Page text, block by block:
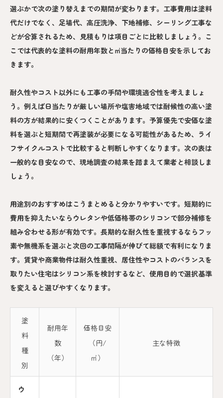
選ぶかで次の塗り替えまでの期間が変わります。工事費用は塗料
代だけでなく、足場代、高圧洗浄、下地補修、シーリング工事な
どが合算されるため、見積もりは項目ごとに比較しましょう。こ
こでは代表的な塗料の耐用年数と㎡当たりの価格目安を示してお
きます。
耐久性やコスト以外にも工事の手間や環境適合性を考えましょ
う。例えば日当たりが厳しい場所や塩害地域では耐候性の高い塗
料の方が結果的に安くつくことがあります。予算優先で安価な塗
料を選ぶと短期間で再塗装が必要になる可能性があるため、ライ
フサイクルコストで比較すると判断しやすくなります。次の表は
一般的な目安なので、現地調査の結果を踏まえて業者と相談しま
しょう。
用途別のおすすめはこうまとめると分かりやすいです。短期的に
費用を抑えたいならウレタンや低価格帯のシリコンで部分補修を
組み合わせる形が有効です。長期的な耐久性を重視するならフッ
素や無機系を選ぶと次回の工事間隔が伸びて総額で有利になりま
す。賃貸や商業物件は耐久性重視、居住性やコストのバランスを
取りたい住宅はシリコン系を検討するなど、使用目的で選択基準
を変えると選びやすくなります。
塗
料
種
別
耐用年
数
（年）
価格目安
（円/
㎡）
主な特徴
ウ